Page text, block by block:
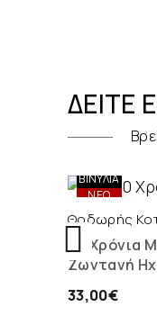
ΔΕΊΤΕ
ΝΕΟ
ΒΙΝΎΛΙΑ
Θοδωρής
20 Χρόνια
Ζωντανή
33,00€